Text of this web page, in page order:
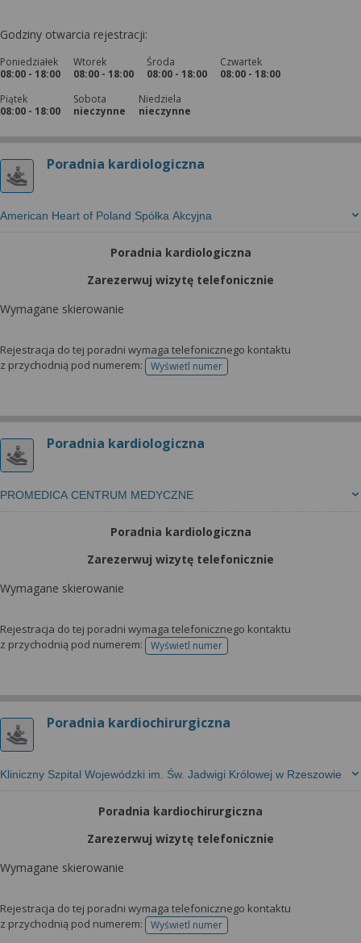
Godziny otwarcia rejestracji:
Poniedziałek
08:00 - 18:00
Wtorek
08:00 - 18:00
Środa
08:00 - 18:00
Czwartek
08:00 - 18:00
Piątek
08:00 - 18:00
Sobota
nieczynne
Niedziela
nieczynne
Poradnia kardiologiczna
American Heart of Poland Spółka Akcyjna
Poradnia kardiologiczna
Zarezerwuj wizytę telefonicznie
Wymagane skierowanie
Rejestracja do tej poradni wymaga telefonicznego kontaktu
z przychodnią pod numerem:
Wyświetl numertelefonu do rejestracji
Poradnia kardiologiczna
PROMEDICA CENTRUM MEDYCZNE
Poradnia kardiologiczna
Zarezerwuj wizytę telefonicznie
Wymagane skierowanie
Rejestracja do tej poradni wymaga telefonicznego kontaktu
z przychodnią pod numerem:
Wyświetl numertelefonu do rejestracji
Poradnia kardiochirurgiczna
Kliniczny Szpital Wojewódzki im. Św. Jadwigi Królowej w Rzeszowie
Poradnia kardiochirurgiczna
Zarezerwuj wizytę telefonicznie
Wymagane skierowanie
Rejestracja do tej poradni wymaga telefonicznego kontaktu
z przychodnią pod numerem:
Wyświetl numertelefonu do rejestracji